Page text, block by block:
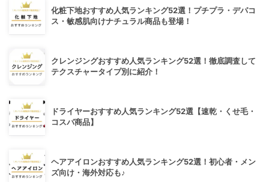
化粧下地おすすめ人気ランキング52選！プチプラ・デパコ
ス・敏感肌向けナチュラル商品も登場！
クレンジングおすすめ人気ランキング52選！徹底調査して
テクスチャータイプ別に紹介！
ドライヤーおすすめ人気ランキング52選【速乾・くせ毛・
コスパ商品】
ヘアアイロンおすすめ人気ランキング52選！初心者・メン
ズ向け・海外対応も♪